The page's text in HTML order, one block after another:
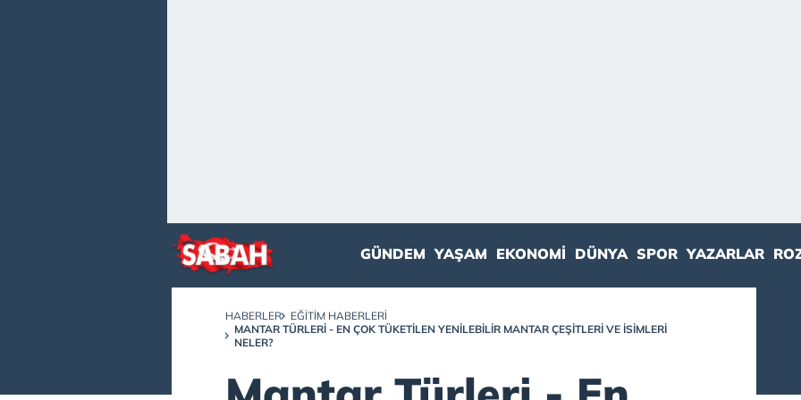
GÜNDEM YAŞAM EKONOMI DÜNYA SPOR YAZARLAR
HABERLER
EĞITIM HABERLERI
MANTAR TÜRLERI - EN ÇOK TÜKETILEN YENILEBILIR MANTAR ÇEŞITLERI VE İSIMLERI
NELER?